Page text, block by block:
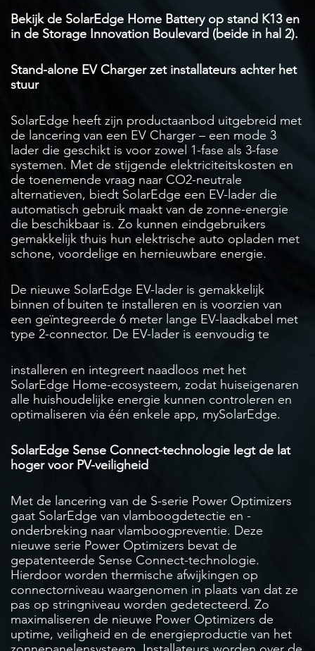
Bekijk de SolarEdge Home Battery op stand K13 en
in de Storage Innovation Boulevard (beide in hal 2).
Stand-alone EV Charger zet installateurs achter het
stuur
SolarEdge heeft zijn productaanbod uitgebreid met
de lancering van een EV Charger – een mode 3
lader die geschikt is voor zowel 1-fase als 3-fase
systemen. Met de stijgende elektriciteitskosten en
de toenemende vraag naar CO2-neutrale
alternatieven, biedt SolarEdge een EV-lader die
automatisch gebruik maakt van de zonne-energie
die beschikbaar is. Zo kunnen eindgebruikers
gemakkelijk thuis hun elektrische auto opladen met
schone, voordelige en hernieuwbare energie.
De nieuwe SolarEdge EV-lader is gemakkelijk
binnen of buiten te installeren en is voorzien van
een geïntegreerde 6 meter lange EV-laadkabel met
type 2-connector. De EV-lader is eenvoudig te
installeren en integreert naadloos met het
SolarEdge Home-ecosysteem, zodat huiseigenaren
alle huishoudelijke energie kunnen controleren en
optimaliseren via één enkele app, mySolarEdge.
SolarEdge Sense Connect-technologie legt de lat
hoger voor PV-veiligheid
Met de lancering van de S-serie Power Optimizers
gaat SolarEdge van vlamboogdetectie en -
onderbreking naar vlamboogpreventie. Deze
nieuwe serie Power Optimizers bevat de
gepatenteerde Sense Connect-technologie.
Hierdoor worden thermische afwijkingen op
connectorniveau waargenomen in plaats van dat ze
pas op stringniveau worden gedetecteerd. Zo
maximaliseren de nieuwe Power Optimizers de
uptime, veiligheid en de energieproductie van het